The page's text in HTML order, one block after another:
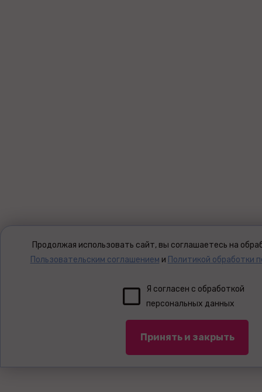
Продолжая использовать сайт, вы соглашаетесь на
Пользовательским соглашением и Политикой обработки
Я согласен с обработкой
персональных данных
Принять и закрыть